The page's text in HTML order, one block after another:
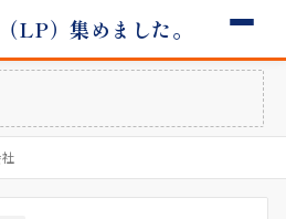
LP）集めました。